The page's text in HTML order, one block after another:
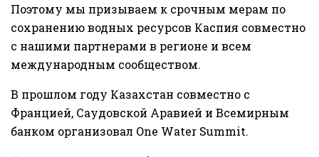
Поэтому мы призываем к срочным мерам по
сохранению водных ресурсов Каспия совместно
с нашими партнерами в регионе и всем
международным сообществом.
В прошлом году Казахстан совместно с
Францией, Саудовской Аравией и Всемирным
банком организовал One Water Summit.